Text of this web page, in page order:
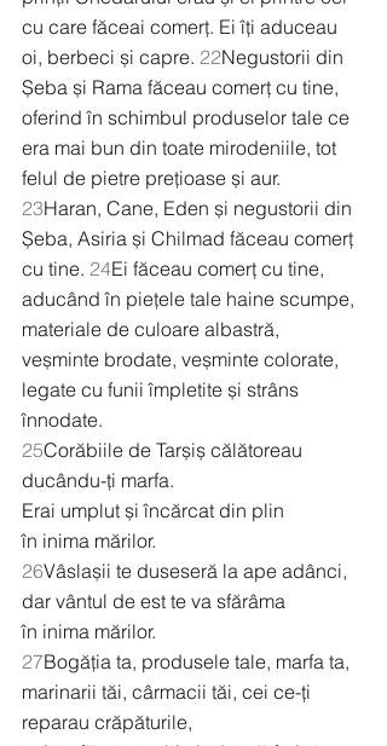
cu care făceai comerț. Ei îți aduceau
oi, berbeci și capre. 22Negustorii din
Șeba și Rama făceau comerț cu tine,
oferind în schimbul produselor tale ce
era mai bun din toate mirodeniile, tot
felul de pietre prețioase și aur.
23Haran, Cane, Eden și negustorii din
Șeba, Asiria și Chilmad făceau comerț
cu tine. 24Ei făceau comerț cu tine,
aducând în piețele tale haine scumpe,
materiale de culoare albastră,
veșminte brodate, veșminte colorate,
legate cu funii împletite și strâns
înnodate.
25Corăbiile de Tarșiș călătoreau
ducându-ți marfa.
Erai umplut și încărcat din plin
în inima mărilor.
26Vâslașii te duseseră la ape adânci,
dar vântul de est te va sfărâma
în inima mărilor.
27Bogăția ta, produsele tale, marfa ta,
marinarii tăi, cârmacii tăi, cei ce-ți
reparau crăpăturile,